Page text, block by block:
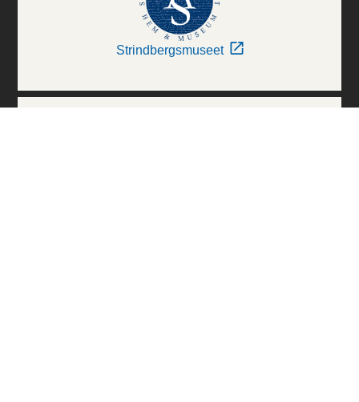
Strindbergsmuseet